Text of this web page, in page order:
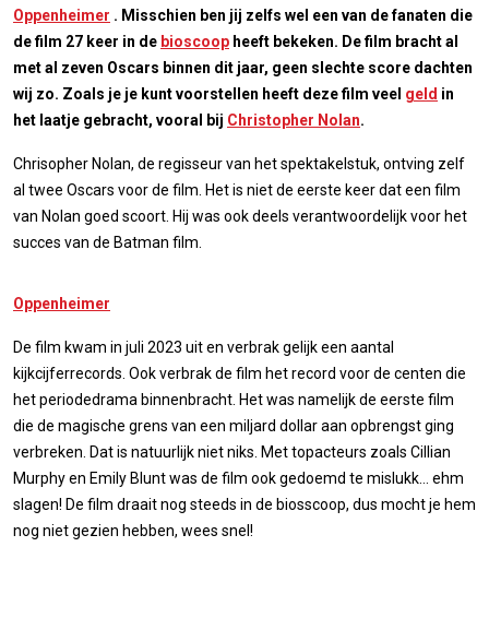
Oppenheimer . Misschien ben jij zelfs wel een van de fanaten die
de film 27 keer in de bioscoop heeft bekeken. De film bracht al
met al zeven Oscars binnen dit jaar, geen slechte score dachten
wij zo. Zoals je je kunt voorstellen heeft deze film veel geld in
het laatje gebracht, vooral bij Christopher Nolan.
Chrisopher Nolan, de regisseur van het spektakelstuk, ontving zelf
al twee Oscars voor de film. Het is niet de eerste keer dat een film
van Nolan goed scoort. Hij was ook deels verantwoordelijk voor het
succes van de Batman film.
Oppenheimer
De film kwam in juli 2023 uit en verbrak gelijk een aantal
kijkcijferrecords. Ook verbrak de film het record voor de centen die
het periodedrama binnenbracht. Het was namelijk de eerste film
die de magische grens van een miljard dollar aan opbrengst ging
verbreken. Dat is natuurlijk niet niks. Met topacteurs zoals Cillian
Murphy en Emily Blunt was de film ook gedoemd te mislukk… ehm
slagen! De film draait nog steeds in de biosscoop, dus mocht je hem
nog niet gezien hebben, wees snel!